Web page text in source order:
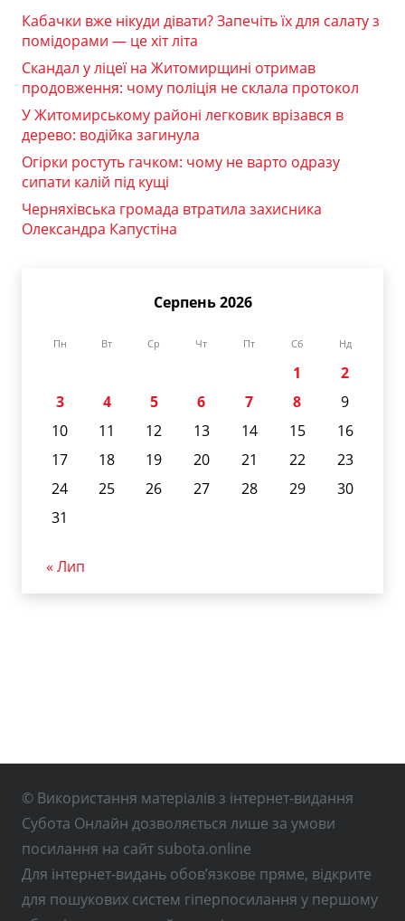
Кабачки вже нікуди дівати? Запечіть їх для салату з
помідорами — це хіт літа
Скандал у ліцеї на Житомирщині отримав
продовження: чому поліція не склала протокол
У Житомирському районі легковик врізався в
дерево: водійка загинула
Огірки ростуть гачком: чому не варто одразу
сипати калій під кущі
Черняхівська громада втратила захисника
Олександра Капустіна
Серпень 2026
Пн Вт Ср Чт Пт Сб Нд
1
2
3
4 5 6 7 8
9
10
11 12 13 14 15
16
17
18 19 20 21 22
23
24
25 26 27 28 29
30
31
« Лип
© Використання матеріалів з інтернет-видання
Субота Онлайн дозволяється лише за умови
посилання на сайт subota.online
Для інтернет-видань обов’язкове пряме, відкрите
для пошукових систем гіперпосилання у першому